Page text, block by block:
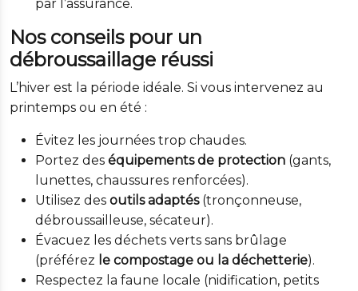
par l’assurance.
Nos conseils pour un
débroussaillage réussi
L’hiver est la période idéale. Si vous intervenez au
printemps ou en été :
Évitez les journées trop chaudes.
Portez des équipements de protection (gants,
lunettes, chaussures renforcées).
Utilisez des outils adaptés(tronçonneuse,
débroussailleuse, sécateur).
Évacuez les déchets verts sans brûlage
(préférez le compostage ou la déchetterie).
Respectez la faune locale (nidification, petits